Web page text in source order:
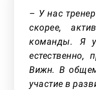
– У нас
скорее,
команды. Я
естественно,
Вижн. В
участие в